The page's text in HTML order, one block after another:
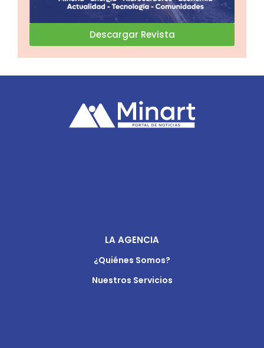
Descargar Revista
LA AGENCIA
¿Quiénes Somos?
Nuestros Servicios